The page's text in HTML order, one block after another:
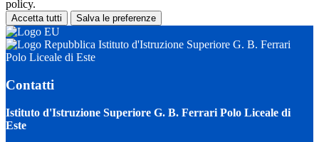
policy.
Accetta tutti Salva le preferenze
Istituto d'Istruzione Superiore G. B. Ferrari
Polo Liceale di Este
Contatti
Istituto d'Istruzione Superiore G. B. Ferrari Polo Liceale di
Este